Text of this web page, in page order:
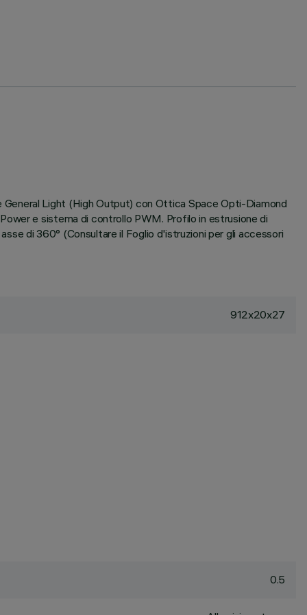
Light (High Output) con Ottica Space Opti-Diamond
e sistema di controllo PWM. Profilo in estrusione di
di 360° (Consultare il Foglio d'istruzioni per gli accessori
912x20x27
0.5